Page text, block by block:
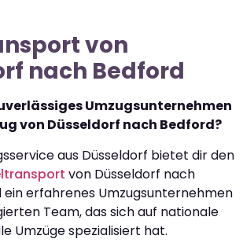
von
nach Bedford
Umzugsunternehmen
von Düsseldorf nach Bedford?
aus Düsseldorf bietet dir den
von Düsseldorf nach
ein erfahrenes Umzugsunternehmen
Team, das sich auf nationale
Umzüge spezialisiert hat.